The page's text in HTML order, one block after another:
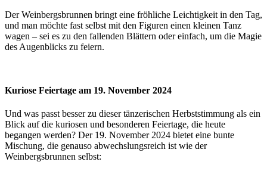
Der Weinbergsbrunnen bringt eine fröhliche Leichtigkeit in den Tag,
und man möchte fast selbst mit den Figuren einen kleinen Tanz
wagen – sei es zu den fallenden Blättern oder einfach, um die Magie
des Augenblicks zu feiern.
Kuriose Feiertage am 19. November 2024
Und was passt besser zu dieser tänzerischen Herbststimmung als ein
Blick auf die kuriosen und besonderen Feiertage, die heute
begangen werden? Der 19. November 2024 bietet eine bunte
Mischung, die genauso abwechslungsreich ist wie der
Weinbergsbrunnen selbst: